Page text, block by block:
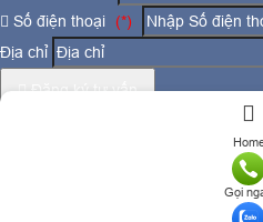
Gọi
Số điện thoại
(*)
Địa chỉ
Đăng ký tư vấn
TƯ VẤN DỊCH VỤ